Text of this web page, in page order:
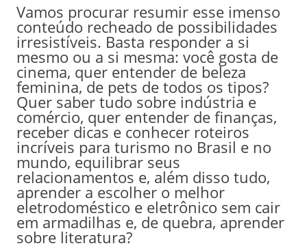
Vamos procurar resumir esse imenso
conteúdo recheado de possibilidades
irresistíveis. Basta responder a si
mesmo ou a si mesma: você gosta de
cinema, quer entender de beleza
feminina, de pets de todos os tipos?
Quer saber tudo sobre indústria e
comércio, quer entender de finanças,
receber dicas e conhecer roteiros
incríveis para turismo no Brasil e no
mundo, equilibrar seus
relacionamentos e, além disso tudo,
aprender a escolher o melhor
eletrodoméstico e eletrônico sem cair
em armadilhas e, de quebra, aprender
sobre literatura?